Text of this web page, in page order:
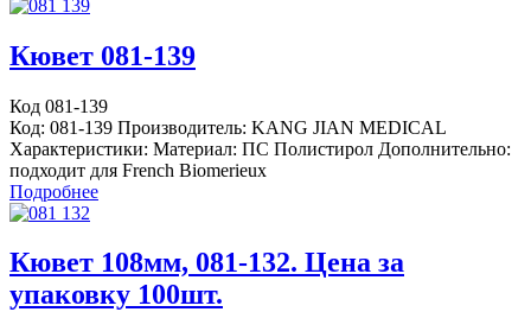
Кювет 081-139
Код 081-139
Код: 081-139 Производитель: KANG JIAN MEDICAL
Характеристики: Материал: ПС Полистирол Дополнительно:
подходит для French Biomerieux
Подробнее
Кювет 108мм, 081-132. Цена за
упаковку 100шт.